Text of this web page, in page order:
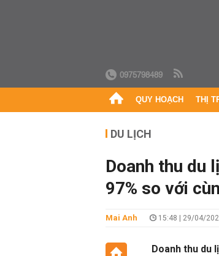
0975798489
QUY HOẠCH THỊ
DU LỊCH
Doanh thu du
97% so với
Mai Anh 15:48 | 29/04/
Doanh thu du